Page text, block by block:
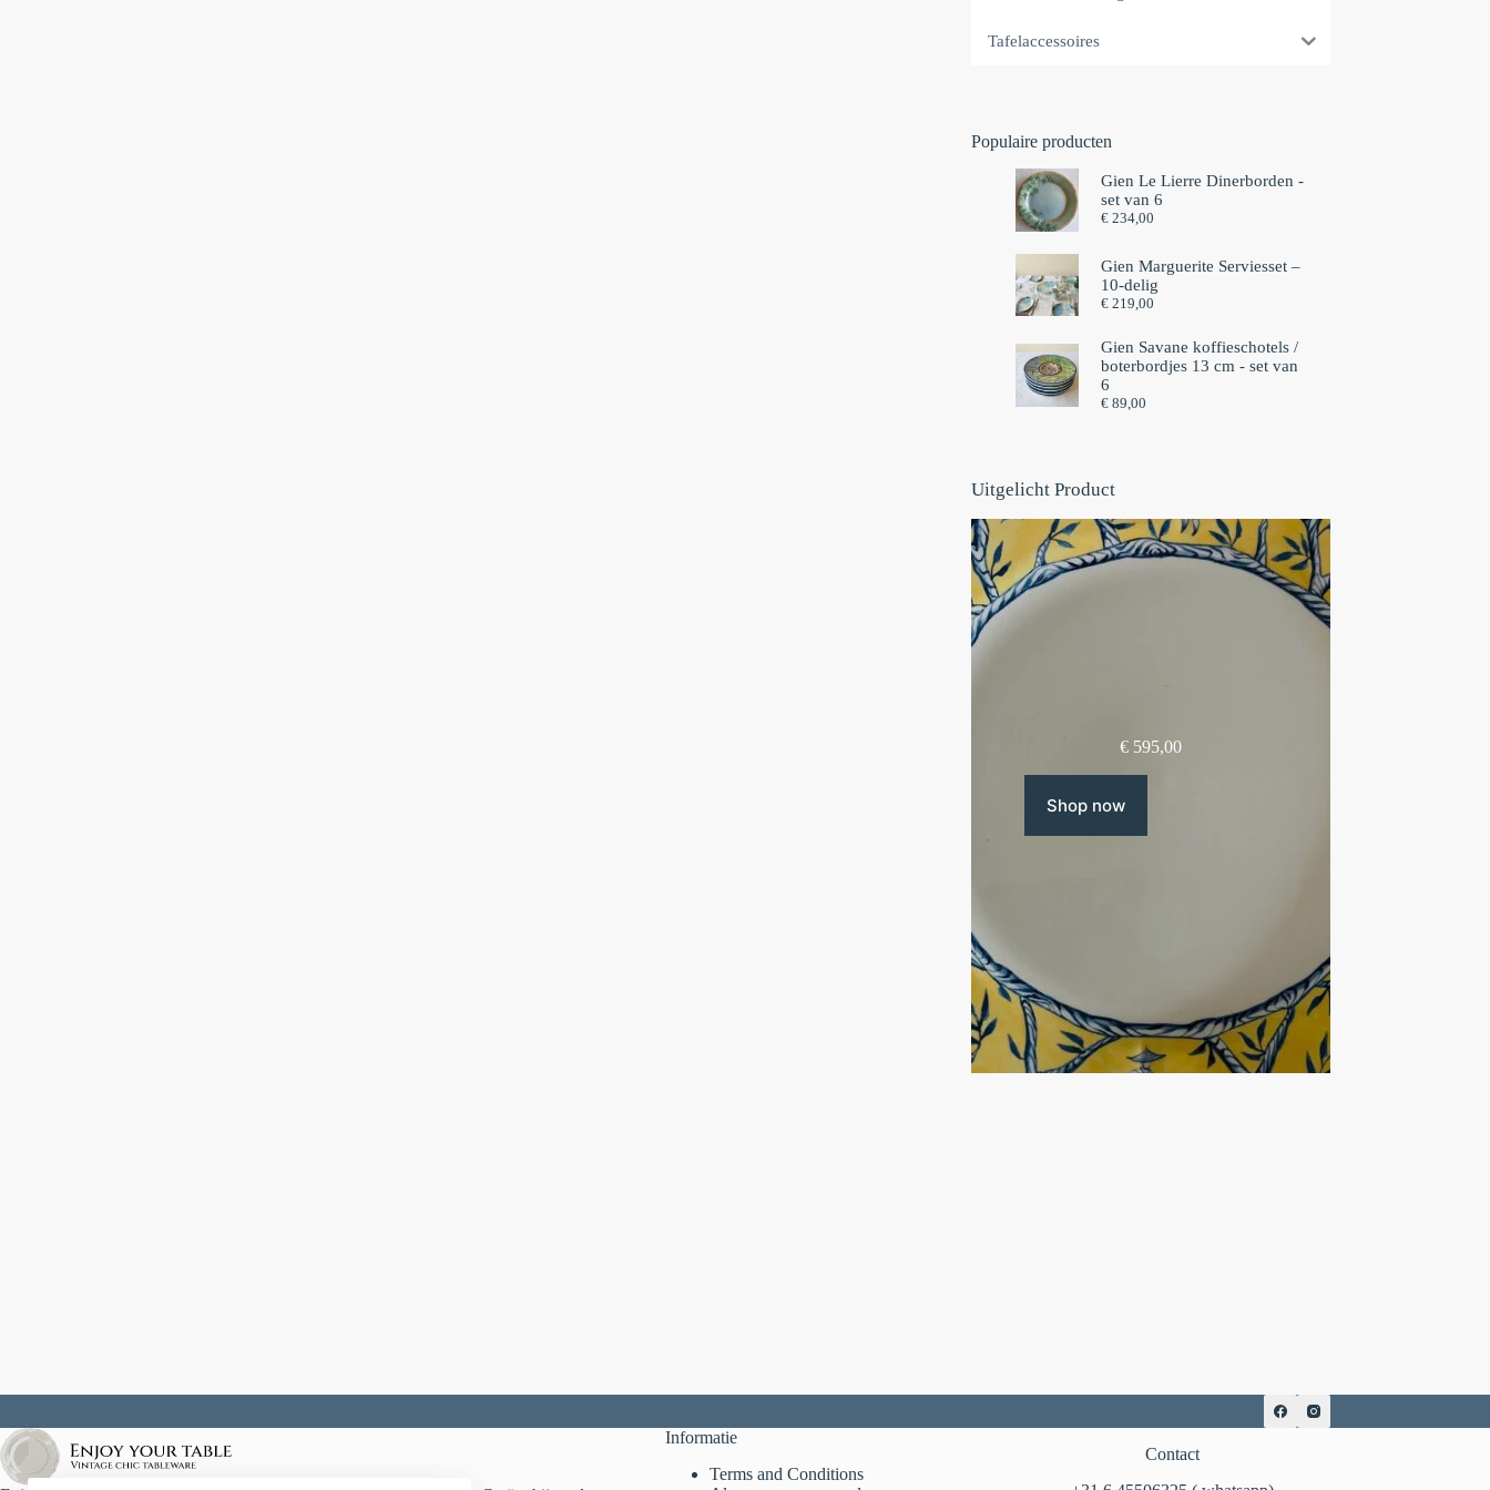
Tafelaccessoires
Populaire producten
Gien Le Lierre Dinerborden -
set van 6
€234,00
Gien Marguerite Serviesset –
10-delig
€219,00
Gien Savane koffieschotels /
boterbordjes 13 cm - set van
6⁠
€89,00
Uitgelicht Product
€ 595,00
Shop now
Informatie
Terms and Conditions
Contact